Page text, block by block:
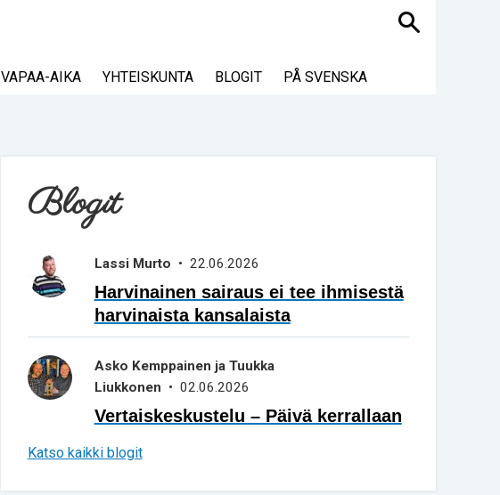
Haku
VAPAA-AIKA YHTEISKUNTA BLOGIT PÅ SVENSKA
Blogit
Lassi Murto • 22.06.2026
Harvinainen sairaus ei tee ihmisestä
harvinaista kansalaista
Asko Kemppainen ja Tuukka
Liukkonen • 02.06.2026
Vertaiskeskustelu – Päivä kerrallaan
Katso kaikki blogit